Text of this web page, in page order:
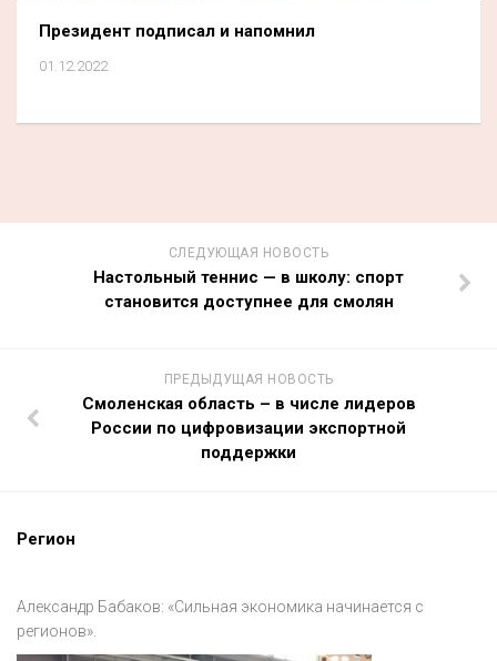
Президент подписал и напомнил
01.12.2022
СЛЕДУЮЩАЯ НОВОСТЬ
Настольный теннис — в школу: спорт
становится доступнее для смолян
ПРЕДЫДУЩАЯ НОВОСТЬ
Смоленская область – в числе лидеров
России по цифровизации экспортной
поддержки
Регион
Александр Бабаков: «Сильная экономика начинается с
регионов».